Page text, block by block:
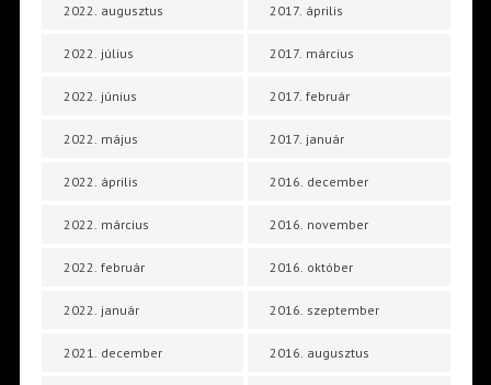
2022. augusztus
2022. július
2022. június
2022. május
2022. április
2022. március
2022. február
2022. január
2021. december
2017. április
2017. március
2017. február
2017. január
2016. december
2016. november
2016. október
2016. szeptember
2016. augusztus